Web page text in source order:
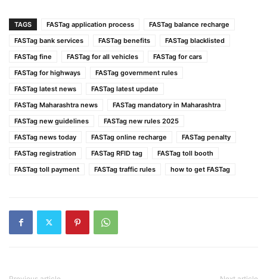
TAGS FASTag application process
FASTag balance recharge
FASTag bank services
FASTag benefits
FASTag blacklisted
FASTag fine
FASTag for all vehicles
FASTag for cars
FASTag for highways
FASTag government rules
FASTag latest news
FASTag latest update
FASTag Maharashtra news
FASTag mandatory in Maharashtra
FASTag new guidelines
FASTag new rules 2025
FASTag news today
FASTag online recharge
FASTag penalty
FASTag registration
FASTag RFID tag
FASTag toll booth
FASTag toll payment
FASTag traffic rules how to get FASTag